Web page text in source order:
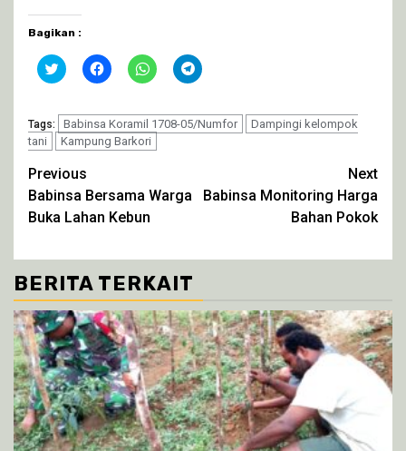
Bagikan :
Klik
untuk
Twitter(Membuka
di
jendela
yang
Klik
untuk
Facebook(Membuka
di
jendela
yang
Klik
untuk
WhatsApp(Membuka
di
jendela
yang
Klik
untuk
Telegram(Membuka
di
jendela
Tags: Babinsa Koramil 1708-05/Numfor
Dampingi kelompok
tani
Kampung Barkori
Continue
Reading
Previous
Babinsa Bersama Warga
Buka Lahan Kebun
Next
Babinsa Monitoring Harga
Bahan Pokok
BERITA TERKAIT